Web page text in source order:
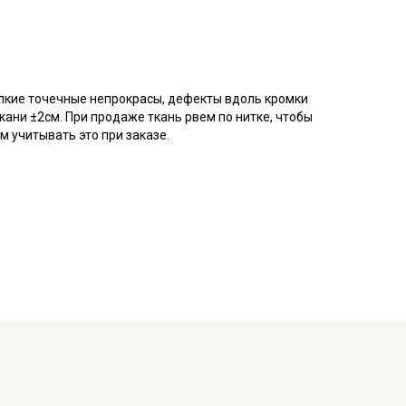
точечные непрокрасы, дефекты вдоль кромки
±2см. При продаже ткань рвем по нитке, чтобы
это при заказе.
благодаря особому плетению нитей